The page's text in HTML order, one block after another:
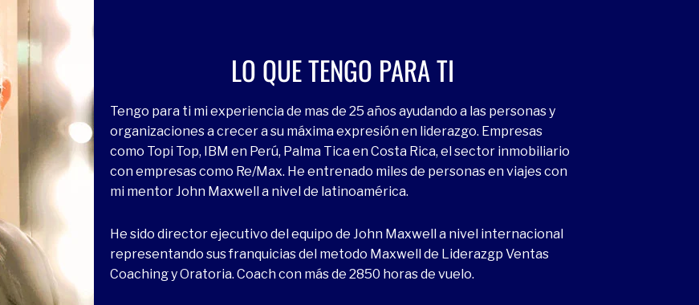
LO QUE TENGO PARA TI
Tengo para ti mi experiencia de mas de 25 años ayudando a las personas y
organizaciones a crecer a su máxima expresión en liderazgo. Empresas
como Topi Top, IBM en Perú, Palma Tica en Costa Rica, el sector inmobiliario
con empresas como Re/Max. He entrenado miles de personas en viajes con
mi mentor John Maxwell a nivel de latinoamérica.
He sido director ejecutivo del equipo de John Maxwell a nivel internacional
representando sus franquicias del metodo Maxwell de Liderazgp Ventas
Coaching y Oratoria. Coach con más de 2850 horas de vuelo.